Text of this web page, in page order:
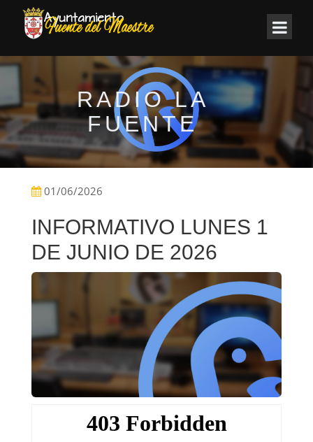
RADIO LA
FUENTE
01/06/2026
INFORMATIVO LUNES 1
DE JUNIO DE 2026